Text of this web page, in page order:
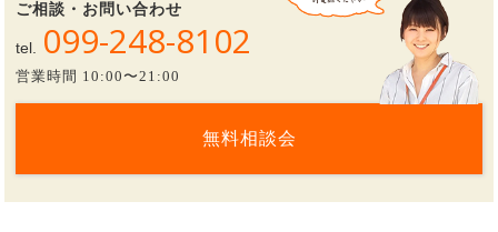
ご相談・お問い合わせ
tel. 099-248-8102
営業時間 10:00〜21:00
無料相談会